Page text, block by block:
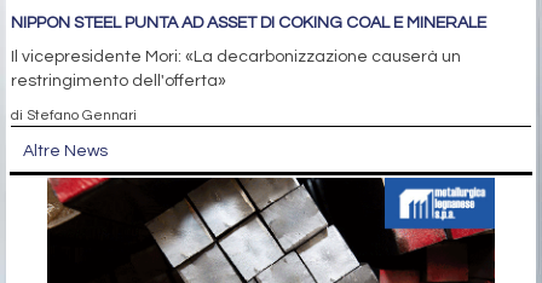
NIPPON STEEL PUNTA AD ASSET DI COKING COAL E MINERALE
Il vicepresidente Mori: «La decarbonizzazione causerà un
restringimento dell'offerta»
di Stefano Gennari
Altre News